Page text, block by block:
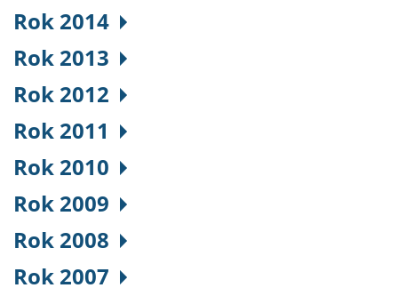
Rok 2014
Rok 2013
Rok 2012
Rok 2011
Rok 2010
Rok 2009
Rok 2008
Rok 2007